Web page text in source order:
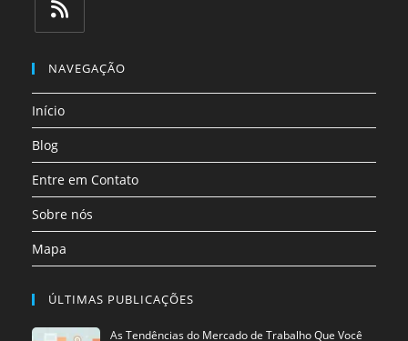
em
uma
aba
aba
em
nova
aba
NAVEGAÇÃO
Início
Blog
Entre em Contato
Sobre nós
Mapa
ÚLTIMAS PUBLICAÇÕES
As Tendências do Mercado de Trabalho Que Você